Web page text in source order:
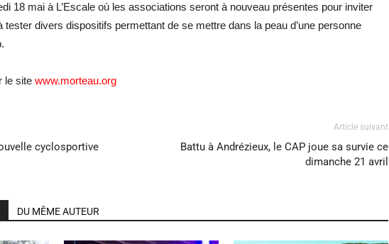
18 mai à L’Escale où les associations seront à nouveau présentes pour inviter
tester divers dispositifs permettant de se mettre dans la peau d’une personne
le site www.morteau.org
cyclosportive
Article suivant
Battu à Andrézieux, le CAP joue sa survie ce
dimanche 21 avril
DU MÊME AUTEUR